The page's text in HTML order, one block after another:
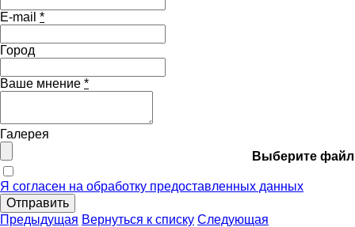
E-mail *
Город
Ваше мнение *
Галерея
Выберите файл
Я согласен на обработку предоставленных данных
Отправить
Предыдущая Вернуться к списку Следующая